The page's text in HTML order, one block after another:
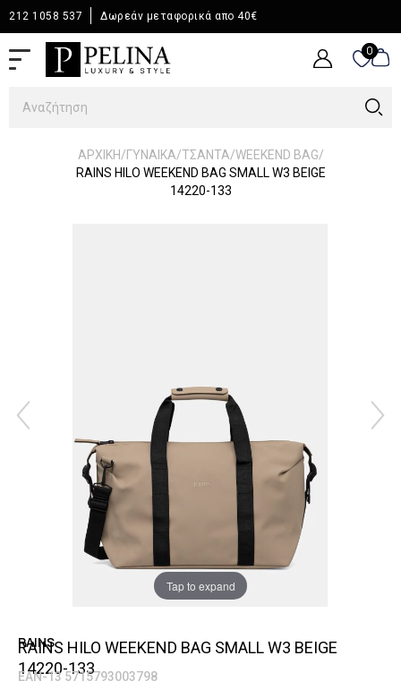
212 1058 537 Δωρεάν μεταφορικά απο 40€
0
0
ΑΡΧΙΚΉ/ΓΥΝΑΙΚΑ/ΤΣΑΝΤΑ/WEEKEND BAG/
RAINS HILO WEEKEND BAG SMALL W3 BEIGE
14220-133
Tap to expand
RAINS
RAINS HILO WEEKEND BAG SMALL W3 BEIGE
14220-133
EAN-13 5715793003798